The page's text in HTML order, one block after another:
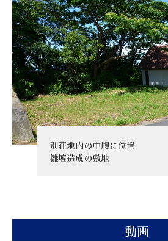
別荘地内の中腹に位置
雛壇造成の敷地
動画